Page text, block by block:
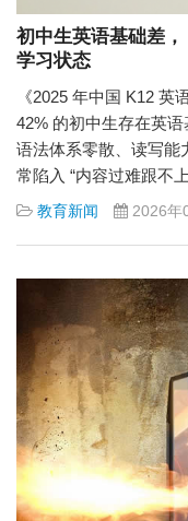
初中生英语基础差
学习状态
《2025 年中国 K12
42% 的初中生存在英语
语法体系零散、读写能
常陷入 “内容过难跟不
教育新闻 2026年